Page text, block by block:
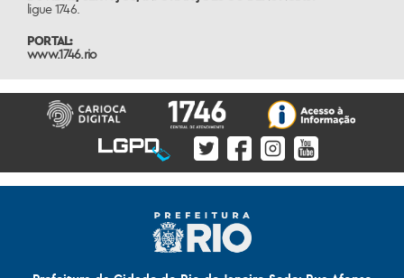
ligue 1746.
PORTAL:
www.1746.rio